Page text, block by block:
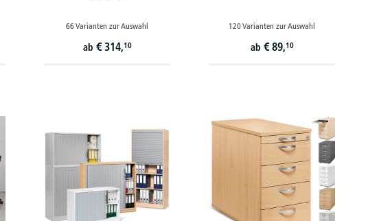
66 Varianten zur Auswahl
ab € 314,10
120 Varianten zur Auswahl
ab € 89,10